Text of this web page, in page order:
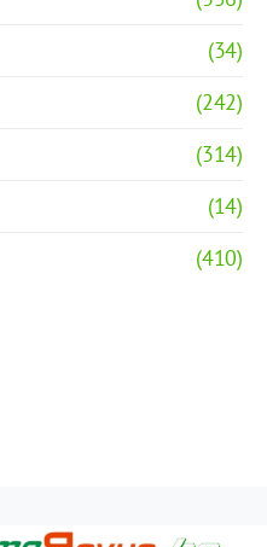
(34)
(242)
(314)
(14)
(410)